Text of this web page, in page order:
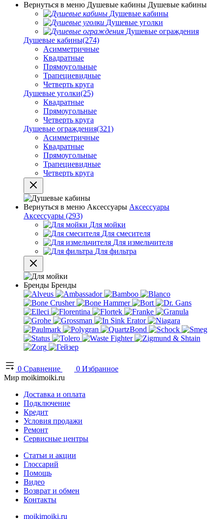
Вернуться в меню Душевые кабины Душевые кабины
Душевые кабины
Душевые уголки
Душевые ограждения
Душевые кабины(274)
Асимметричные
Квадратные
Прямоугольные
Трапециевидные
Четверть круга
Душевые уголки(25)
Квадратные
Прямоугольные
Четверть круга
Душевые ограждения(321)
Асимметричные
Квадратные
Прямоугольные
Трапециевидные
Четверть круга
Вернуться в меню Аксессуары Аксессуары
Аксессуары (293)
Для мойки
Для смесителя
Для измельчителя
Для фильтра
Бренды Бренды
0 Сравнение 0 Избранное
Мир moikimoiki.ru
Доставка и оплата
Подключение
Кредит
Условия продажи
Ремонт
Сервисные центры
Статьи и акции
Глоссарий
Помощь
Видео
Возврат и обмен
Контакты
moikimoiki.ru